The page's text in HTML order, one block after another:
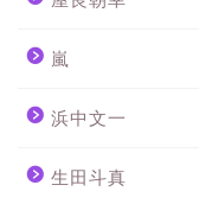
嵐
浜中文一
生田斗真